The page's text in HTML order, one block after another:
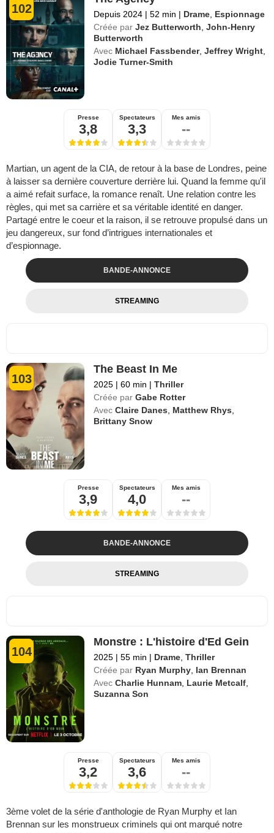
102 Depuis 2024 | 52 min | Drame, Espionnage
Créée par Jez Butterworth,John-Henry
Butterworth
Avec Michael Fassbender,Jeffrey Wright,
Jodie Turner-Smith
Presse
3,8
Spectateurs
3,3
Mes amis
--
Martian, un agent de la CIA, de retour à la base de Londres, peine
à laisser sa dernière couverture derrière lui. Quand la femme qu'il
a aimé refait surface, la romance renaît. Une relation contre les
règles, qui met sa carrière et sa véritable identité en danger.
Partagé entre le coeur et la raison, il se retrouve propulsé dans un
jeu dangereux, sur fond d’intrigues internationales et
d’espionnage.
BANDE-ANNONCE
STREAMING
103
The Beast In Me
2025 | 60 min | Thriller
Créée par Gabe Rotter
Avec Claire Danes, Matthew Rhys,
Brittany Snow
Presse
3,9
Spectateurs
4,0
Mes amis
--
BANDE-ANNONCE
STREAMING
104
Monstre : L'histoire d'Ed Gein
2025 | 55 min | Drame ,Thriller
Créée par Ryan Murphy Ian Brennan
Avec Charlie Hunnam Laurie Metcalf
Suzanna Son
Presse
3,2
Spectateurs
3,6
Mes amis
--
3ème volet de la série d'anthologie de Ryan Murphy et Ian
Brennan sur les monstrueux criminels qui ont marqué notre